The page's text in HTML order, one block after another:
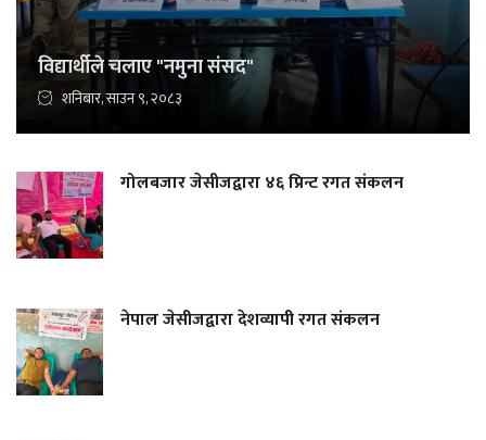
विद्यार्थीले चलाए "नमुना संसद"
शनिबार, साउन ९, २०८३
गोलबजार जेसीजद्वारा ४६ प्रिन्ट रगत संकलन
नेपाल जेसीजद्वारा देशव्यापी रगत संकलन